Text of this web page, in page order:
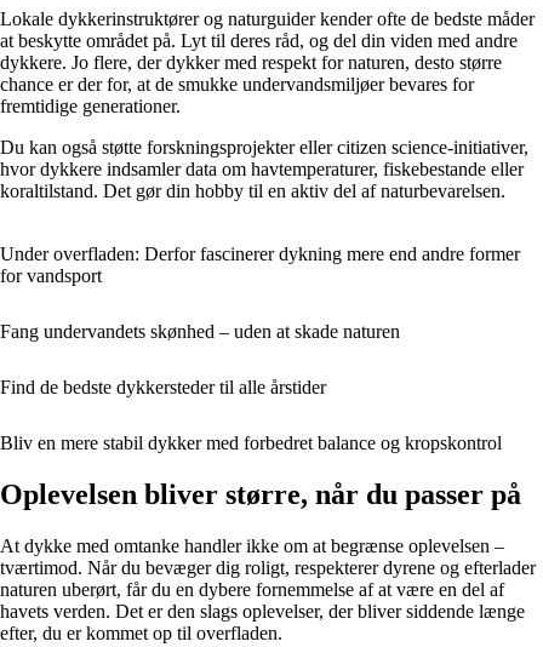
Lokale dykkerinstruktører og naturguider kender ofte de bedste måder
at beskytte området på. Lyt til deres råd, og del din viden med andre
dykkere. Jo flere, der dykker med respekt for naturen, desto større
chance er der for, at de smukke undervandsmiljøer bevares for
fremtidige generationer.
Du kan også støtte forskningsprojekter eller citizen science-initiativ­er,
hvor dykkere indsamler data om havtemperaturer, fiskebestande eller
koraltilstand. Det gør din hobby til en aktiv del af naturbevarelsen.
Under overfladen: Derfor fascinerer dykning mere end andre former
for vandsport
Fang undervandets skønhed – uden at skade naturen
Find de bedste dykkersteder til alle årstider
Bliv en mere stabil dykker med forbedret balance og kropskontrol
Oplevelsen bliver større, når du passer på
At dykke med omtanke handler ikke om at begrænse oplevelsen –
tværtimod. Når du bevæger dig roligt, respekterer dyrene og efterlader
naturen uberørt, får du en dybere fornemmelse af at være en del af
havets verden. Det er den slags oplevelser, der bliver siddende længe
efter, du er kommet op til overfladen.